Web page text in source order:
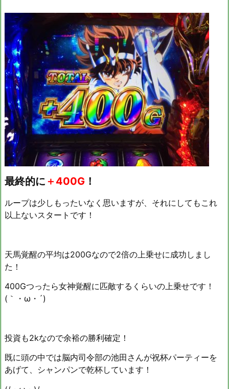
最終的に ＋400G ！
ループは少しもったいなく思いますが、それにしてもこれ
以上ないスタートです！
天馬覚醒の平均は200Gなので2倍の上乗せに成功しまし
た！
400Gつったら女神覚醒に匹敵するくらいの上乗せです！
(｀・ω・´)ゞ
投資も2kなので余裕の勝利確定！
既に頭の中では脳内司令部の池田さんが祝杯パーティーを
あげて、シャンパンで乾杯しています！